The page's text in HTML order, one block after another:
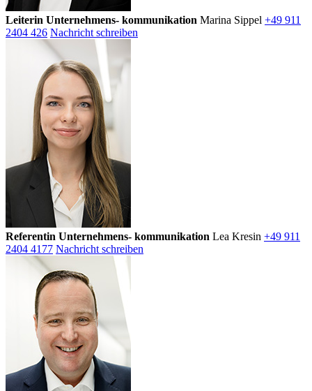
Leiterin Unternehmens- kommunikation Marina Sippel +49 911
2404 426 Nachricht schreiben
Referentin Unternehmens- kommunikation Lea Kresin +49 911
2404 4177 Nachricht schreiben